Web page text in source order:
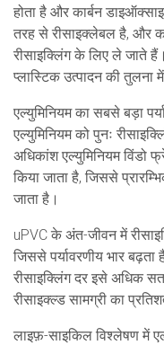
होता है और कार्बन
तरह से रीसाइक्लेबल है, और कई
रीसाइक्लिंग के लिए ले जाते
प्लास्टिक उत्पादन की तुलना
एल्युमिनियम का सबसे बड़ा
एल्युमिनियम को पुनः
अधिकांश एल्युमिनियम विंडो
किया जाता है, जिससे
जाता है।
uPVC के अंत-जीवन में
जिससे पर्यावरणीय भार
रीसाइक्लिंग दर इसे अधिक
रीसाइक्ल्ड सामग्री का
लाइफ़-साइकिल विश्लेषण में